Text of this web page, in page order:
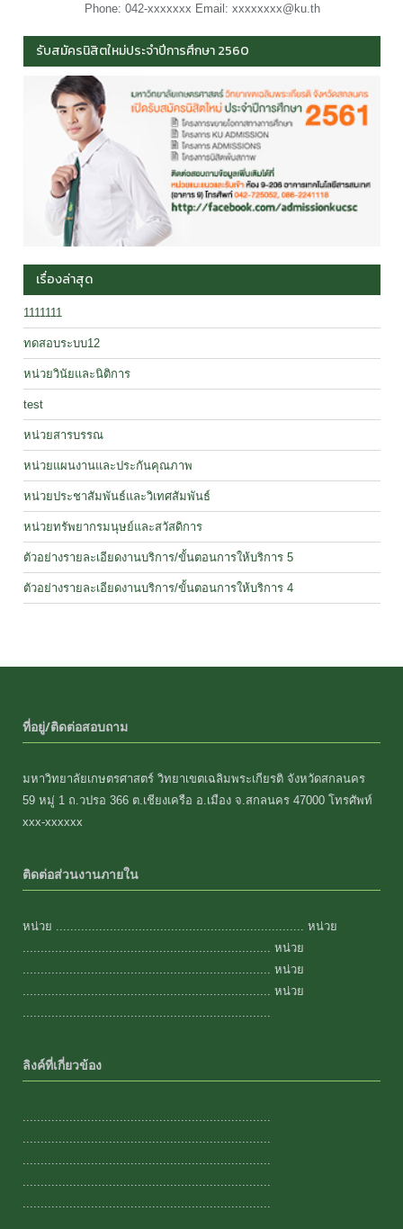
Phone: 042-xxxxxxx Email: xxxxxxxx@ku.th
รับสมัครนิสิตใหม่ประจำปีการศึกษา 2560
เรื่องล่าสุด
1111111
ทดสอบระบบ12
หน่วยวินัยและนิติการ
test
หน่วยสารบรรณ
หน่วยแผนงานและประกันคุณภาพ
หน่วยประชาสัมพันธ์และวิเทศสัมพันธ์
หน่วยทรัพยากรมนุษย์และสวัสดิการ
ตัวอย่างรายละเอียดงานบริการ/ขั้นตอนการให้บริการ 5
ตัวอย่างรายละเอียดงานบริการ/ขั้นตอนการให้บริการ 4
ที่อยู่/ติดต่อสอบถาม
มหาวิทยาลัยเกษตรศาสตร์ วิทยาเขตเฉลิมพระเกียรติ จังหวัดสกลนคร
59 หมู่ 1 ถ.วปรอ 366 ต.เชียงเครือ อ.เมือง จ.สกลนคร 47000 โทรศัพท์
xxx-xxxxxx
ติดต่อส่วนงานภายใน
หน่วย ..................................................................... หน่วย
..................................................................... หน่วย
..................................................................... หน่วย
..................................................................... หน่วย
.....................................................................
ลิงค์ที่เกี่ยวข้อง
.....................................................................
.....................................................................
.....................................................................
.....................................................................
.....................................................................